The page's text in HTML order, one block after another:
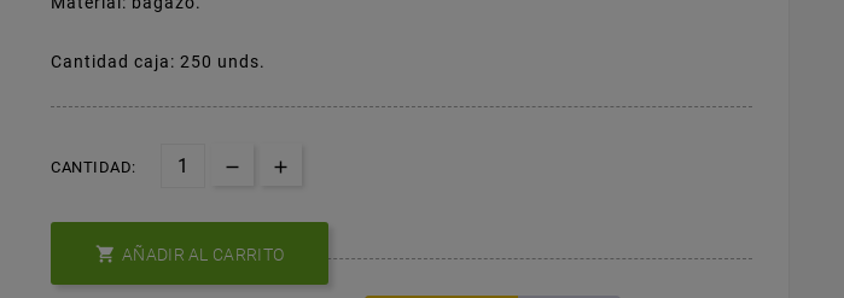
Cantidad caja: 250 unds.
CANTIDAD:
 AÑADIR AL CARRITO